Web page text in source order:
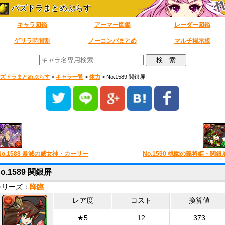
パズドラまとめぷらす
キャラ図鑑 アーマー図鑑 レーダー図鑑
ゲリラ時間割 ノーコンパまとめ マルチ掲示板
ドラまとめぷらす > キャラ一覧 > 体力 > No.1589 関銀屏
暴滅の威女神・カーリー No.1590 桃園の義将姫・関銀
関銀屏
ーズ： 降臨
レア度 コスト 換算値
★5 12 373